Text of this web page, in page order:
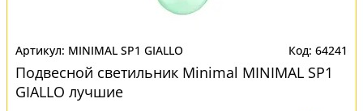
MINIMAL SP1 GIALLO 64241
Подвесной светильник Minimal MINIMAL SP1
GIALLO лучшие